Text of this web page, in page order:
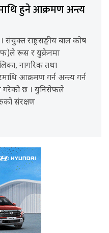
हुने आक्रमण अन्त्य
संयुक्त राष्ट्रसङ्घीय बाल कोष
रूस र युक्रेनमा
नागरिक तथा
आक्रमण गर्न अन्त्य गर्न
गरेको छ । युनिसेफले
संरक्षण